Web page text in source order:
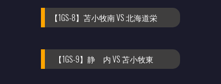
【1GS-8】苫小牧南 VS 北海道栄
【1GS-9】静 内 VS 苫小牧東